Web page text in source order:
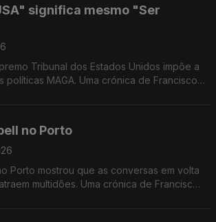
significa mesmo "Ser
Tribunal dos Estados Unidos impõe a
políticas MAGA. Uma crónica de Francisco
no Porto
Porto mostrou que as conversas em volta
multidões. Uma crónica de Francisco